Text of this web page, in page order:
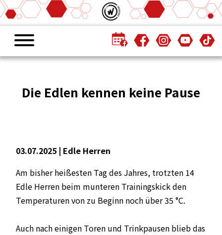
Die Edlen kennen keine Pause
03.07.2025 | Edle Herren
Am bisher heißesten Tag des Jahres, trotzten 14
Edle Herren beim munteren Trainingskick den
Temperaturen von zu Beginn noch über 35 °C.
Auch nach einigen Toren und Trinkpausen blieb das